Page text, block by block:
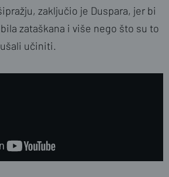
zaključio je Duspara, jer bi
zataškana i više nego što su to
učiniti.